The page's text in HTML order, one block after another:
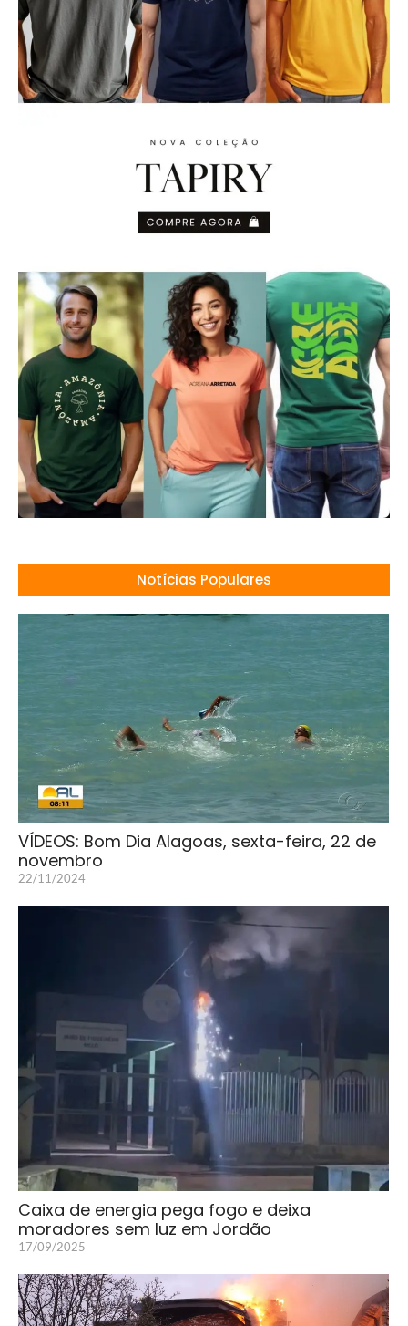
Notícias Populares
VÍDEOS: Bom Dia Alagoas, sexta-feira, 22 de
novembro
22/11/2024
Caixa de energia pega fogo e deixa
moradores sem luz em Jordão
17/09/2025